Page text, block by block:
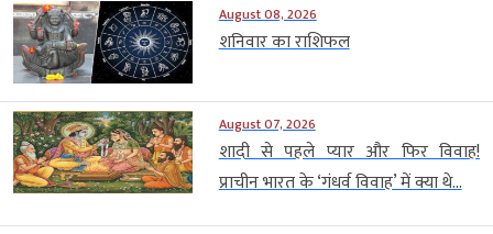
August 08, 2026
शनिवार का राशिफल
August 07, 2026
शादी से पहले प्यार और फिर विवाह!
प्राचीन भारत के ‘गंधर्व विवाह’ में क्या थे...